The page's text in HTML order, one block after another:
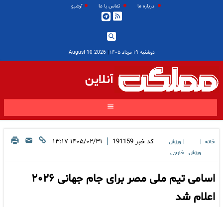
درباره ما تماس با ما آرشیو
دوشنبه ۱۹ مرداد ۱۴۰۵ |
2026 August 10
آنلاین
خانه
ورزش
ورزش
خارجی
کد خبر 191159
| ۱۴۰۵/۰۲/۳۱ ۱۳:۱۷
اسامی تیم ملی مصر برای جام جهانی ۲۰۲۶
اعلام شد